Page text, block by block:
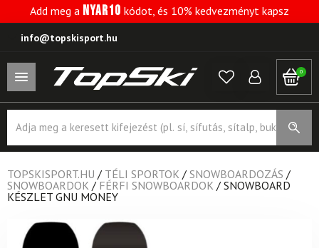
Add meg a NYAR10 kódot, és 10% kedvezményt kapsz
info@topskisport.hu
0
search
TOPSKISPORT.HU / TÉLI SPORTOK / SNOWBOARDOZÁS /
SNOWBOARDOK / FÉRFI SNOWBOARDOK / SNOWBOARD
KÉSZLET GNU MONEY